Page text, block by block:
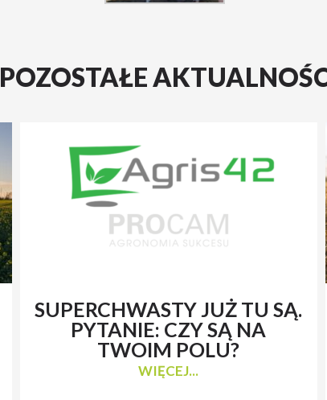
POZOSTAŁE
SUPERCHWASTY JUŻ TU SĄ.
PYTANIE: CZY SĄ NA
TWOIM POLU?
WIĘCEJ...